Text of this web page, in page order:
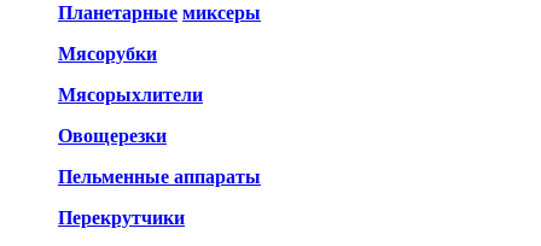
Планетарные миксеры
Мясорубки
Мясорыхлители
Овощерезки
Пельменные аппараты
Перекрутчики